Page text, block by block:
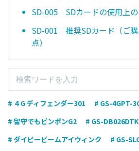
SD-005 SDカードの使用上
SD-001 推奨SDカード（ご
点）
# ４G ディフェンダー301
# GS-4GPT-
# 留守でもピンポンG2
# GS-DB026DTK
# ダイビービームアイウィンク
# GS-